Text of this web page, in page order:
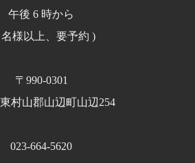
午後 6 時から
名様以上、要予約 )
〒990-0301
村山郡山辺町山辺254
023-664-5620